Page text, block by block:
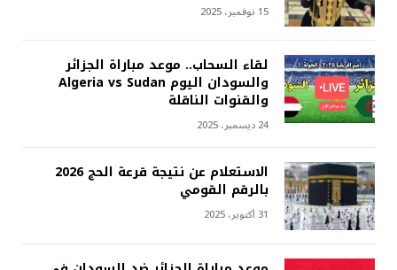
15 نوفمبر، 2025
لقاء السحاب.. موعد مباراة الجزائر
والسودان اليوم Algeria vs Sudan
والقنوات الناقلة
24 ديسمبر، 2025
الاستعلام عن نتيجة قرعة الحج 2026
بالرقم القومي
31 أكتوبر، 2025